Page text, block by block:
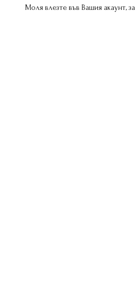
Моля влезте във Вашия акаунт,